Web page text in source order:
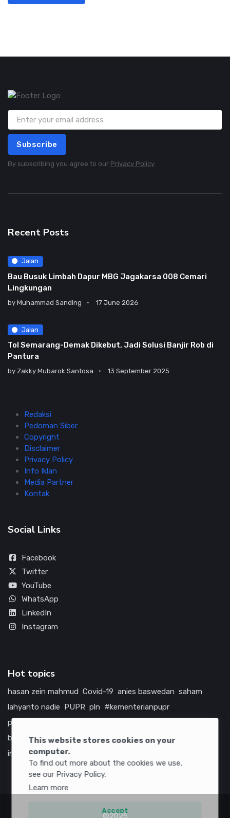
This website stores cookies on your
computer.
To find out more about the cookies we use,
see our Privacy Policy.
Learn more
Accept
Subscribe
By subscribing you agree to our Privacy Policy
Recent Posts
Jalan
Bau Busuk Limbah Dapur MBG Jagakarsa 008 Cemari
Lingkungan
by Muhammad Sanding 17 June 2026
Jalan
Tol Semarang-Demak Dikebut, Jadi Solusi Banjir Rob di
Pantura
by Zakky Mubarok Santosa 13 September 2025
Redaksi
Pedoman Siber
Copyright
Disclaimer
Privacy Policy
Info Iklan
Media Partner
Kontak
Social Links
Facebook
Twitter
YouTube
WhatsApp
LinkedIn
Instagram
Hot topics
hasan zein mahmud Covid-19 anies baswedan saham
lahyanto nadie PUPR pln #kementerianpupr
prabowo subianto
bumn
jasa marga jtts china tol amerika serikat
infrastruktur
©2025